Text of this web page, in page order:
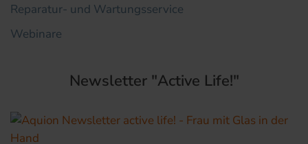
Reparatur- und Wartungsservice
Webinare
Newsletter "Active Life!"